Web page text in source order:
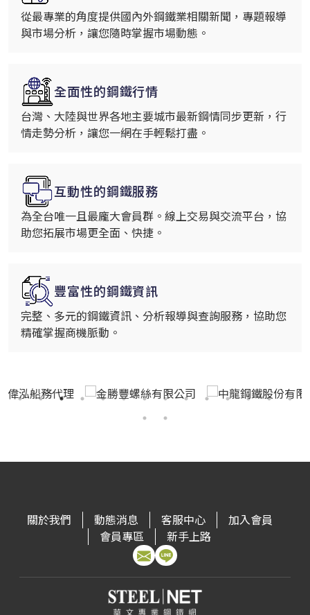
從最專業的角度提供國內外鋼鐵業相關新聞，專題報導
與市場分析，讓您隨時掌握市場動態。
全面性的鋼鐵行情
台灣、大陸與世界各地主要城市最新鋼情同步更新，行
情走勢分析，讓您一網在手輕鬆打盡。
互動性的鋼鐵服務
為全台唯一且最龐大會員群。線上交易與交流平台，協
助您拓展市場更全面、快捷。
豐富性的鋼鐵資訊
完整、多元的鋼鐵資訊、分析報導與查詢服務，協助您
精確掌握商機脈動。
關於我們 動態消息 客服中心
加入會員
會員專區
新手上路